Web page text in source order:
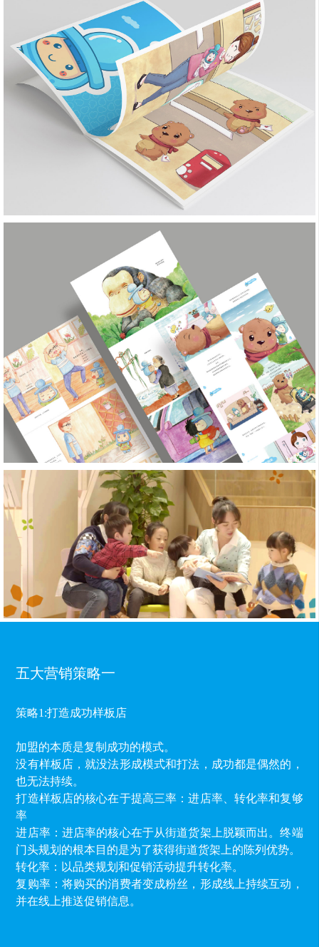
五大营销策略一
策略1:打造成功样板店
加盟的本质是复制成功的模式。
没有样板店，就没法形成模式和打法，成功都是偶然的，
也无法持续。
打造样板店的核心在于提高三率：进店率、转化率和复够
率
进店率：进店率的核心在于从街道货架上脱颖而出。终端
门头规划的根本目的是为了获得街道货架上的陈列优势。
转化率：以品类规划和促销活动提升转化率。
复购率：将购买的消费者变成粉丝，形成线上持续互动，
并在线上推送促销信息。